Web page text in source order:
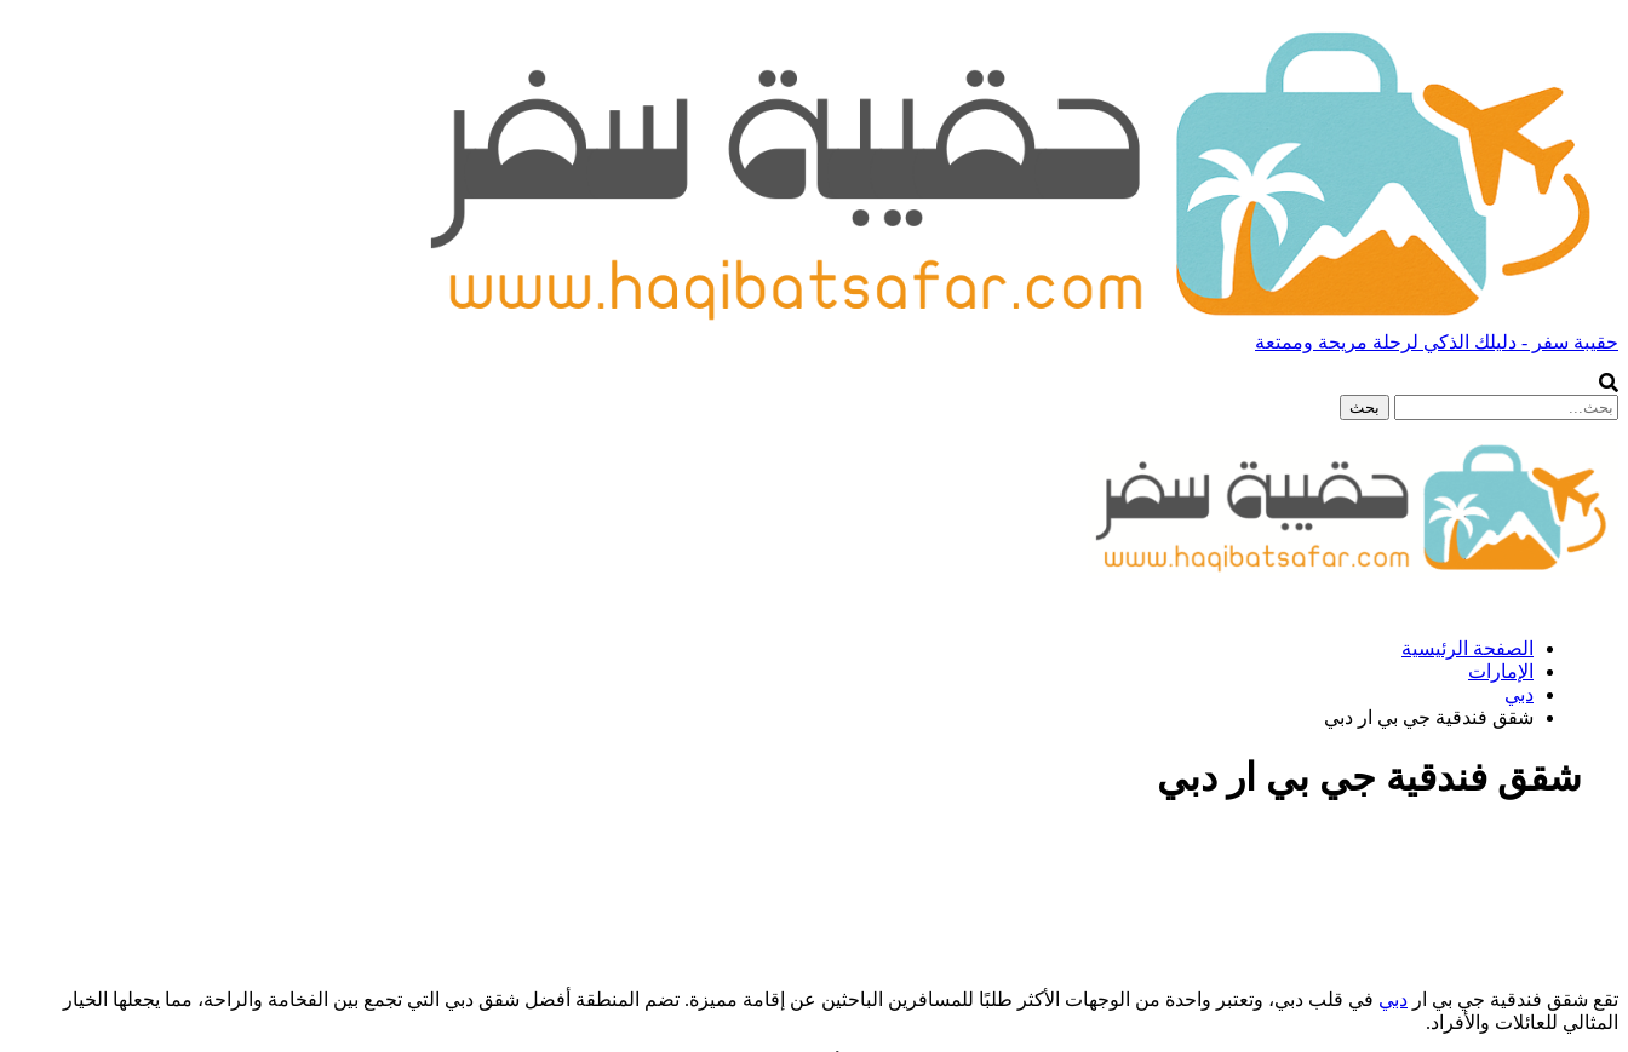
حقيبة سفر - دليلك الذكي لرحلة مريحة وممتعة
الصفحة الرئيسية
الإمارات
دبي
شقق فندقية جي بي ار دبي
شقق فندقية جي بي ار دبي
تقع شقق فندقية جي بي ار دبي في قلب دبي، وتعتبر واحدة من الوجهات الأكثر طلبًا للمسافرين الباحثين عن إقامة مميزة. تضم المنطقة أفضل شقق دبي التي تجمع بين الفخامة والراحة، مما يجعلها الخيار
المثالي للعائلات والأفراد.